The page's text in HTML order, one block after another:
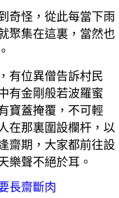
奇怪，從此每當下雨
聚集在這裏，當然也
有位異僧告訴村民
有金剛般若波羅蜜
寶蓋掩覆，不可輕
在那裏圍設欄杆，以
齋期，大家都前往設
樂聲不絕於耳。
長齋斷肉